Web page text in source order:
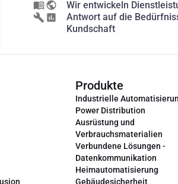
Wir entwickeln
Antwort auf die
Kundschaft
Produkte
Industrielle
Power Distribution
Ausrüstung und
Verbrauchsmaterialien
Verbundene Lösungen -
Datenkommunikation
Heimautomatisierung
Gebäudesicherheit